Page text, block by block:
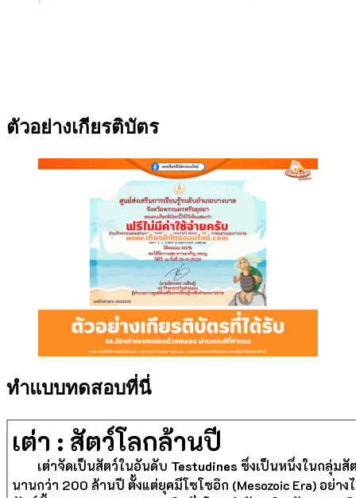
ตัวอย่างเกียรติบัตร
ทำแบบทดสอบที่นี่